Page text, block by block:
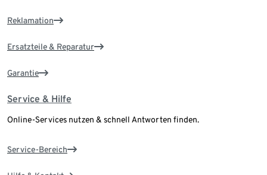
Reklamation
Ersatzteile & Reparatur
Garantie
Service & Hilfe
Online-Services nutzen & schnell Antworten finden.
Service-Bereich